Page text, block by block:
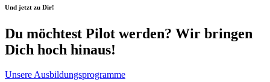
Und jetzt zu Dir!
Du möchtest Pilot werden? Wir bringen
Dich hoch hinaus!
Unsere Ausbildungsprogramme